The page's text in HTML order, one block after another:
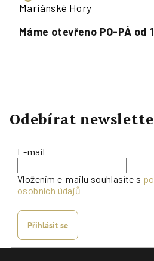
Mariánské Hory
Máme otevřeno PO-PÁ od
Odebírat
E-mail
Vložením e-mailu souhlasíte s
osobních údajů
Přihlásit se